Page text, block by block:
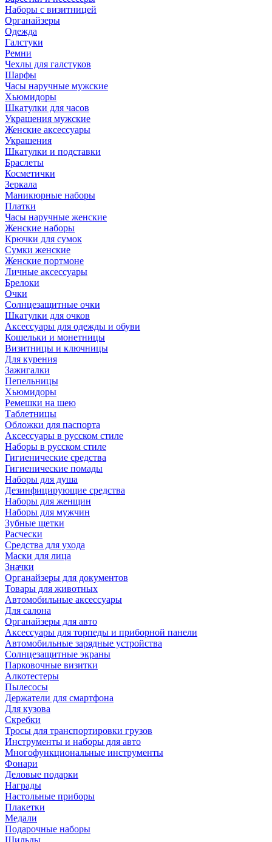
Наборы с визитницей
Органайзеры
Одежда
Галстуки
Ремни
Чехлы для галстуков
Шарфы
Часы наручные мужские
Хьюмидоры
Шкатулки для часов
Украшения мужские
Женские аксессуары
Украшения
Шкатулки и подставки
Браслеты
Косметички
Зеркала
Маникюрные наборы
Платки
Часы наручные женские
Женские наборы
Крючки для сумок
Сумки женские
Женские портмоне
Личные аксессуары
Брелоки
Очки
Солнцезащитные очки
Шкатулки для очков
Аксессуары для одежды и обуви
Кошельки и монетницы
Визитницы и ключницы
Для курения
Зажигалки
Пепельницы
Хьюмидоры
Ремешки на шею
Таблетницы
Обложки для паспорта
Аксессуары в русском стиле
Наборы в русском стиле
Гигиенические средства
Гигиенические помады
Наборы для душа
Дезинфицирующие средства
Наборы для женщин
Наборы для мужчин
Зубные щетки
Расчески
Средства для ухода
Маски для лица
Значки
Органайзеры для документов
Товары для животных
Автомобильные аксессуары
Для салона
Органайзеры для авто
Аксессуары для торпеды и приборной панели
Автомобильные зарядные устройства
Солнцезащитные экраны
Парковочные визитки
Алкотестеры
Пылесосы
Держатели для смартфона
Для кузова
Скребки
Тросы для транспортировки грузов
Инструменты и наборы для авто
Многофункциональные инструменты
Фонари
Деловые подарки
Награды
Настольные приборы
Плакетки
Медали
Подарочные наборы
Шильды